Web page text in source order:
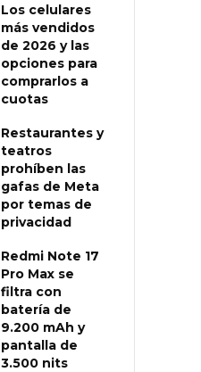
Los celulares
más vendidos
de 2026 y las
opciones para
comprarlos a
cuotas
Restaurantes y
teatros
prohíben las
gafas de Meta
por temas de
privacidad
Redmi Note 17
Pro Max se
filtra con
batería de
9.200 mAh y
pantalla de
3.500 nits